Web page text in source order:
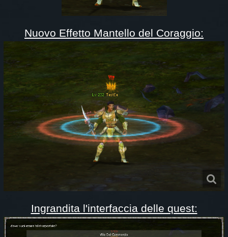
Nuovo Effetto Mantello del Coraggio:
Ingrandita l'interfaccia delle quest: